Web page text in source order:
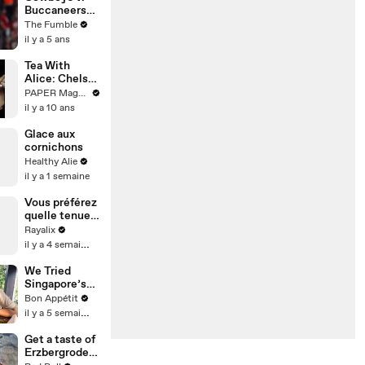
Buccaneers
Game
BLASTED For
After Ref
CAUGHT On
Hot Mic
Making Up
Penalties
The Fumble
il y a 5 ans
Tea With
Alice: Chelsea
Leyland
PAPER Magazine
il y a 10 ans
Glace aux
cornichons
Healthy Alie
il y a 1 semaine
Vous préférez
quelle tenue
?? Rayan
voulait qu’on
dernière mais
on a mis la
3ème 👀💙
Rayalix
il y a 4 semaines
We Tried
Singapore’s
Most
Legendary
Bon Appétit
il y a 5 semaines
Get a taste of
Erzbergrodeo